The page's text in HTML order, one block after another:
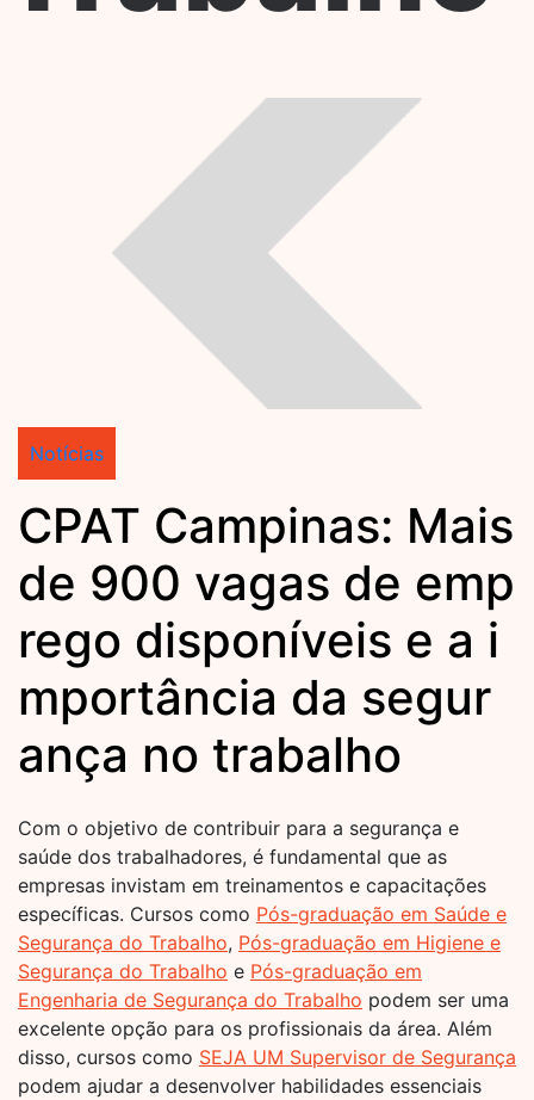
Notícias
CPAT Campinas: Mais
de 900 vagas de emp
rego disponíveis e a i
mportância da segur
ança no trabalho
Com o objetivo de contribuir para a segurança e
saúde dos trabalhadores, é fundamental que as
empresas invistam em treinamentos e capacitações
específicas. Cursos como Pós-graduação em Saúde e
Segurança do Trabalho, Pós-graduação em Higiene e
Segurança do Trabalho e Pós-graduação em
Engenharia de Segurança do Trabalho podem ser uma
excelente opção para os profissionais da área. Além
disso, cursos como SEJA UM Supervisor de Segurança
podem ajudar a desenvolver habilidades essenciais